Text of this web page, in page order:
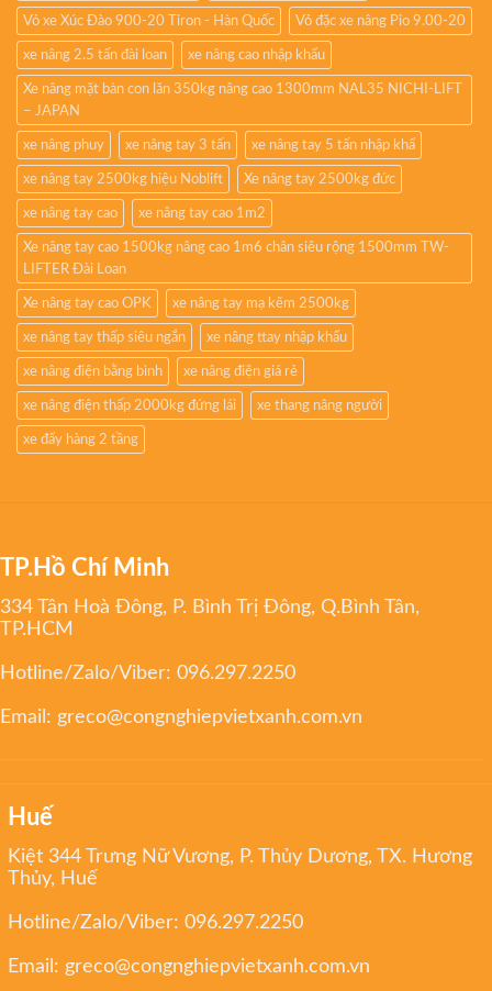
Vỏ xe Xúc Đào 900-20 Tiron - Hàn Quốc Vỏ đặc xe nâng Pio 9.00-20
xe nâng 2.5 tấn đài loan xe nâng cao nhập khẩu
Xe nâng mặt bàn con lăn 350kg nâng cao 1300mm NAL35 NICHI-LIFT
– JAPAN
xe nâng phuy xe nâng tay 3 tấn xe nâng tay 5 tấn nhập khẩ
xe nâng tay 2500kg hiệu Noblift Xe nâng tay 2500kg đức
xe nâng tay cao xe nâng tay cao 1m2
Xe nâng tay cao 1500kg nâng cao 1m6 chân siêu rộng 1500mm TW-
LIFTER Đài Loan
Xe nâng tay cao OPK xe nâng tay mạ kẽm 2500kg
xe nâng tay thấp siêu ngắn xe nâng ttay nhập khẩu
xe nâng điện bằng bình xe nâng điện giá rẻ
xe nâng điện thấp 2000kg đứng lái xe thang nâng người
xe đẩy hàng 2 tầng
TP.Hồ Chí Minh
334 Tân Hoà Đông, P. Bình Trị Đông, Q.Bình Tân,
TP.HCM
Hotline/Zalo/Viber: 096.297.2250
Email: greco@congnghiepvietxanh.com.vn
Huế
Kiệt 344 Trưng Nữ Vương, P. Thủy Dương, TX. Hương
Thủy, Huế
Hotline/Zalo/Viber:096.297.2250
Email: greco@congnghiepvietxanh.com.vn